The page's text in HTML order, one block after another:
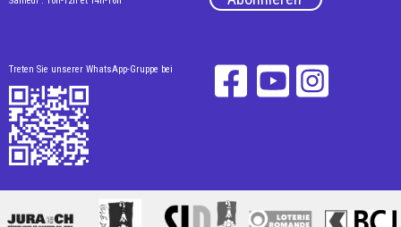
Treten Sie unserer WhatsApp-Gruppe bei